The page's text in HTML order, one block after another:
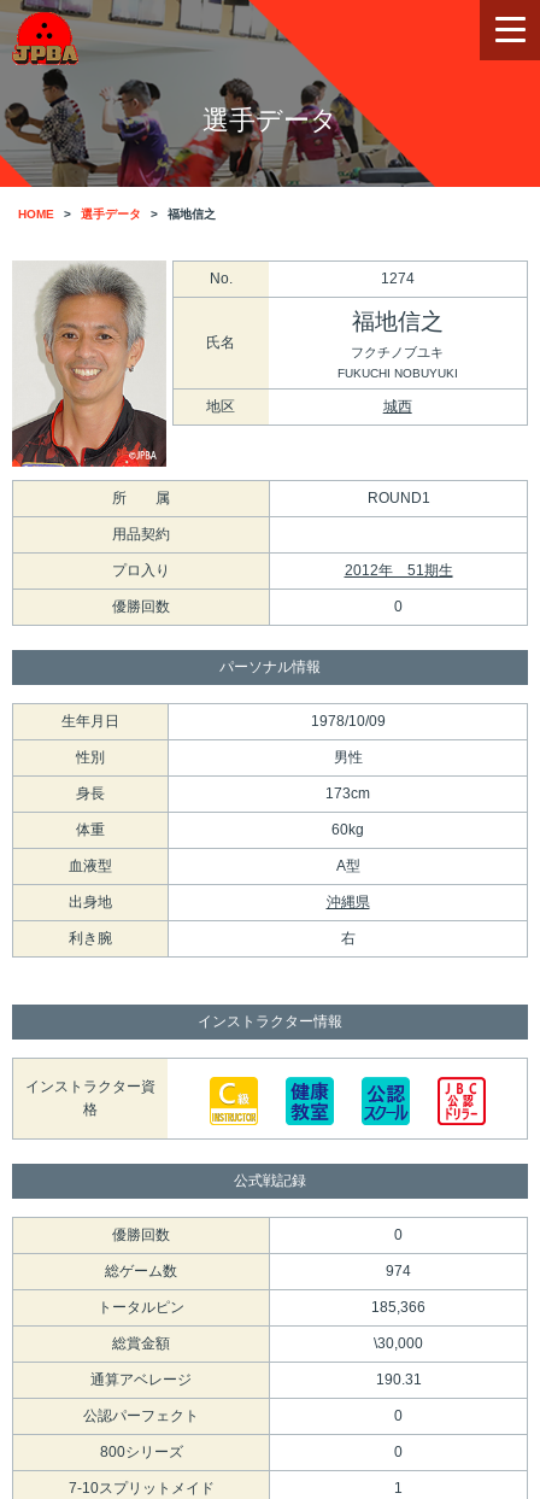
選手データ
HOME 選手データ 福地信之
No. 1274
氏名
福地信之
フクチノブユキ
FUKUCHI NOBUYUKI
地区 城西
所 属 ROUND1
用品契約
プロ入り 2012年 51期生
優勝回数 0
パーソナル情報
生年月日 1978/10/09
性別 男性
身長 173cm
体重 60kg
血液型 A型
出身地 沖縄県
利き腕 右
インストラクター情報
インストラクター資
格
公式戦記録
優勝回数 0
総ゲーム数 974
トータルピン 185,366
総賞金額 \30,000
通算アベレージ 190.31
公認パーフェクト 0
800シリーズ 0
7-10スプリットメイド 1